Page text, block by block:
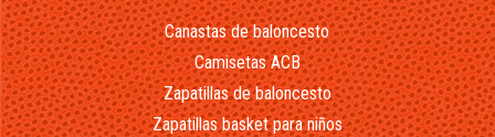
Canastas de baloncesto
Camisetas ACB
Zapatillas de baloncesto
Zapatillas basket para niños